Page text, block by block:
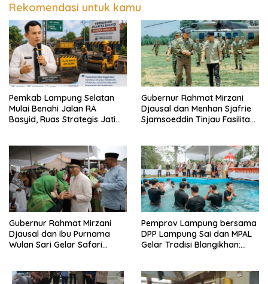
Rekomendasi untuk kamu
Pemkab Lampung Selatan
Mulai Benahi Jalan RA
Basyid, Ruas Strategis Jati
Jalan
Gubernur Rahmat Mirzani
Djausal dan Menhan Sjafrie
Sjamsoeddin Tinjau Fasilitas
Gubernur Rahmat Mirzani
Djausal dan Ibu Purnama
Wulan Sari Gelar Safari
Pemprov Lampung bersama
DPP Lampung Sai dan MPAL
Gelar Tradisi Blangikhan:
Hijriah